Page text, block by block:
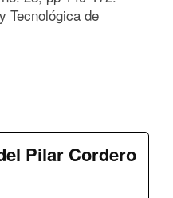
Tecnológica de
Pilar Cordero